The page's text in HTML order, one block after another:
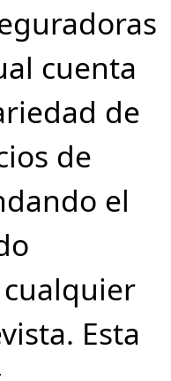
cuenta
de
de
el
Esta